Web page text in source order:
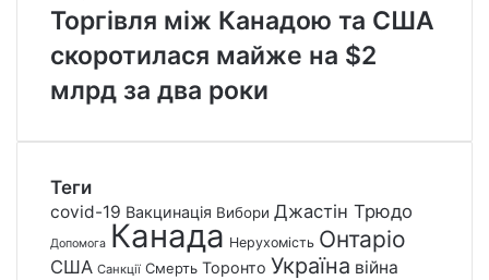
Торгівля між Канадою та США
скоротилася майже на $2
млрд за два роки
Теги
covid-19 Вакцинація Вибори Джастін Трюдо
Допомога Канада Нерухомість Онтаріо
США Санкції Смерть Торонто Україна війна